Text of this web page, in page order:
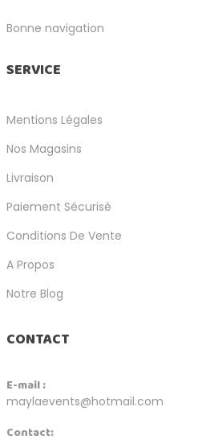
Bonne navigation
SERVICE
Mentions Légales
Nos Magasins
Livraison
Paiement Sécurisé
Conditions De Vente
A Propos
Notre Blog
CONTACT
E-mail :
maylaevents@hotmail.com
Contact: